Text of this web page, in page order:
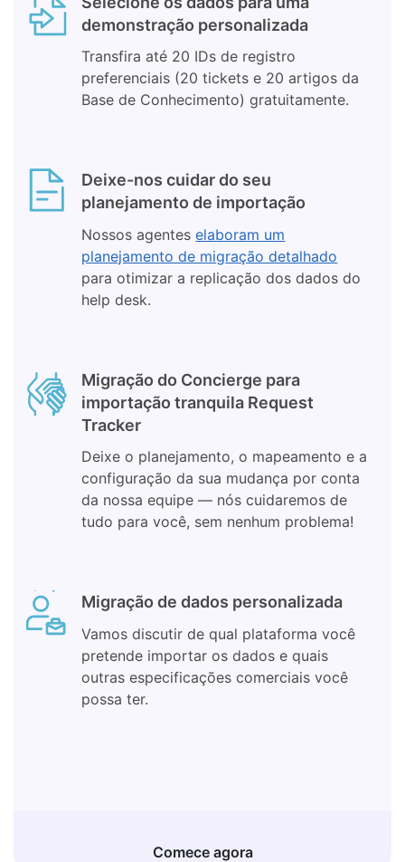
demonstração personalizada
Transfira até 20 IDs de registro
preferenciais (20 tickets e 20 artigos da
Base de Conhecimento) gratuitamente.
Deixe-nos cuidar do seu
planejamento de importação
Nossos agenteselaboram um
planejamento de migração detalhado
para otimizar a replicação dos dados do
help desk.
Migração do Concierge para
importação tranquila Request
Tracker
Deixe o planejamento, o mapeamento e a
configuração da sua mudança por conta
da nossa equipe — nós cuidaremos de
tudo para você, sem nenhum problema!
Migração de dados personalizada
Vamos discutir de qual plataforma você
pretende importar os dados e quais
outras especificações comerciais você
possa ter.
Comece agora